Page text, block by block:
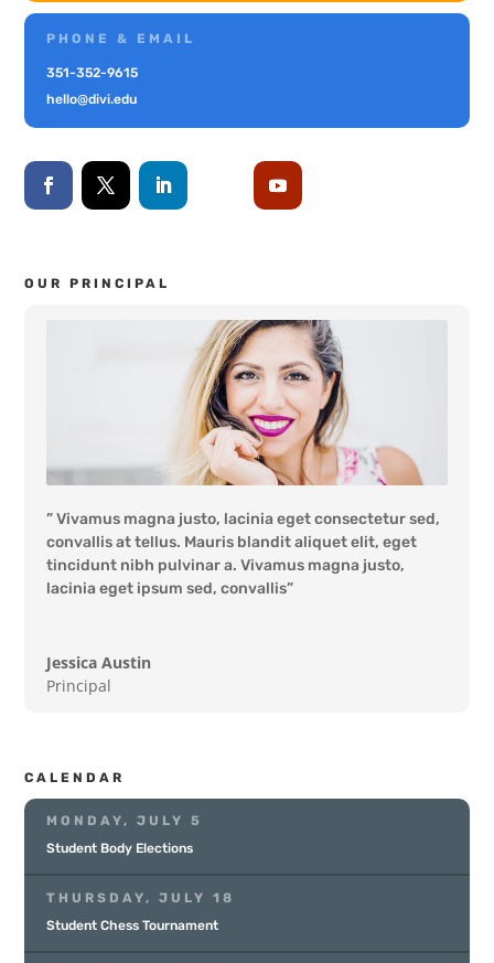
PHONE & EMAIL
351-352-9615
hello@divi.edu
OUR PRINCIPAL
” Vivamus magna justo, lacinia eget consectetur sed,
convallis at tellus. Mauris blandit aliquet elit, eget
tincidunt nibh pulvinar a. Vivamus magna justo,
lacinia eget ipsum sed, convallis”
Jessica Austin
Principal
CALENDAR
MONDAY, JULY 5
Student Body Elections
THURSDAY, JULY 18
Student Chess Tournament